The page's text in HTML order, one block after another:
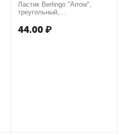
Ластик Berlingo "Arrow",
треугольный,
40*35*10мм
44.00₽